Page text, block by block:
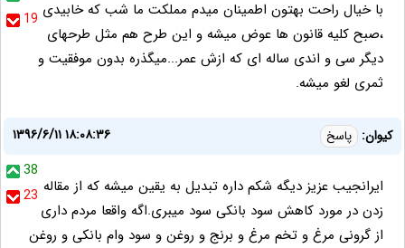
19 با خیال راحت بهتون اطمینان میدم مملکت ما شب که خابیدی
،صبح کلیه قانون ها عوض میشه و این طرح هم مثل طرحهای
دیگر سی و اندی ساله ای که ازش عمر...میگذره بدون موفقیت و
ثمری لغو میشه.
کیوان: پاسخ
۱۳۹۶/۶/۱۱ ۱۸:۰۸:۳۶
38
23 ایرانجیب عزیز دیگه شکم داره تبدیل به یقین میشه که از مقاله
زدن در مورد کاهش سود بانکی سود میبری.اگه واقعا مردم داری
از گرونی مرغ و تخم مرغ و برنج و روغن و سود وام بانکی و روغن